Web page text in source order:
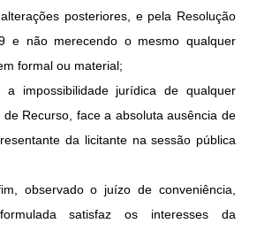
posteriores, e pela Resolução
e não merecendo o mesmo qualquer
formal ou material;
a impossibilidade jurídica de qualquer
Recurso, face a absoluta ausência de
da licitante na sessão pública
observado o juízo de conveniência,
satisfaz os interesses da